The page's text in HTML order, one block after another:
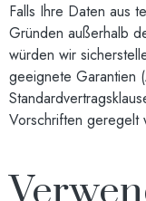
Falls Ihre Daten aus
Gründen außerhalb
würden wir
geeignete Garantien
Vorschriften geregelt